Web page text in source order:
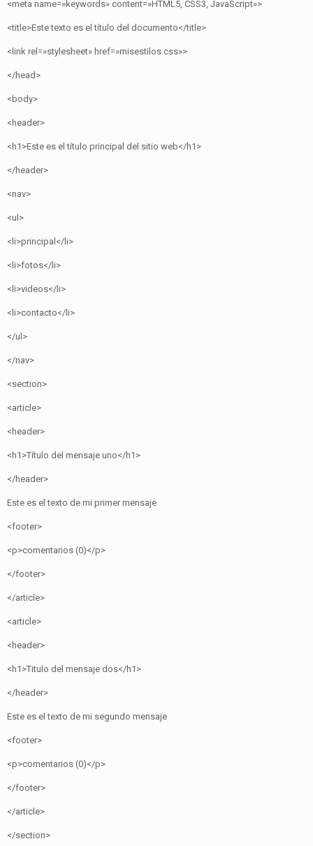
<meta name=»keywords» content=»HTML5, CSS3, JavaScript»>
<title>Este texto es el título del documento</title>
<link rel=»stylesheet» href=»misestilos.css»>
</head>
<body>
<header>
<h1>Este es el título principal del sitio web</h1>
</header>
<nav>
<ul>
<li>principal</li>
<li>fotos</li>
<li>videos</li>
<li>contacto</li>
</ul>
</nav>
<section>
<article>
<header>
<h1>Título del mensaje uno</h1>
</header>
Este es el texto de mi primer mensaje
<footer>
<p>comentarios (0)</p>
</footer>
</article>
<article>
<header>
<h1>Titulo del mensaje dos</h1>
</header>
Este es el texto de mi segundo mensaje
<footer>
<p>comentarios (0)</p>
</footer>
</article>
</section>